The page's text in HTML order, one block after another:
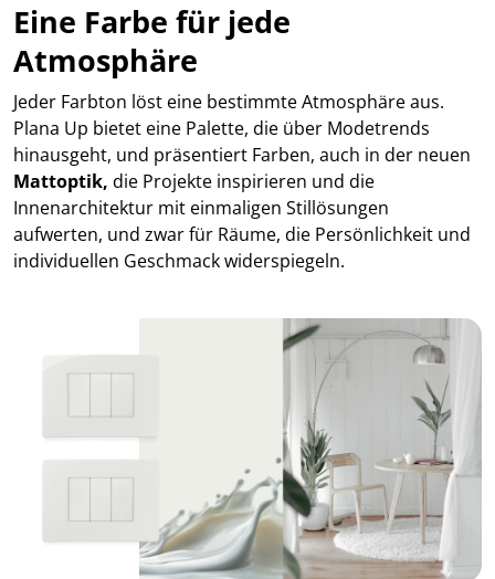
Eine Farbe für jede
Atmosphäre
Jeder Farbton löst eine bestimmte Atmosphäre aus.
Plana Up bietet eine Palette, die über Modetrends
hinausgeht, und präsentiert Farben, auch in der neuen
Mattoptik, die Projekte inspirieren und die
Innenarchitektur mit einmaligen Stillösungen
aufwerten, und zwar für Räume, die Persönlichkeit und
individuellen Geschmack widerspiegeln.